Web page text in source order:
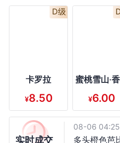
卡罗拉
¥8.50
D级
蜜桃雪山·
¥6.00
实时成交
08-06 04:25
小叶尤加利
级）
08-06 04:25
洋桔梗紫边
级）
08-06 04:25
多头橙色芭